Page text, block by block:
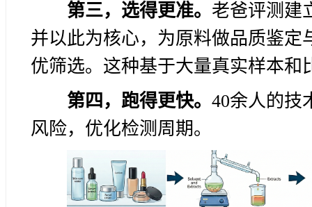
第三，选得更准。 老爸评测建
并以此为核心，为原料做品质鉴
优筛选。这种基于大量真实样本
第四，跑得更快。 40余人的技
风险，优化检测周期。